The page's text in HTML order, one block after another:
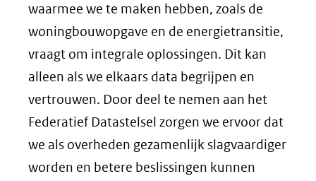
waarmee we te maken hebben, zoals de
woningbouwopgave en de energietransitie,
vraagt om integrale oplossingen. Dit kan
alleen als we elkaars data begrijpen en
vertrouwen. Door deel te nemen aan het
Federatief Datastelsel zorgen we ervoor dat
we als overheden gezamenlijk slagvaardiger
worden en betere beslissingen kunnen